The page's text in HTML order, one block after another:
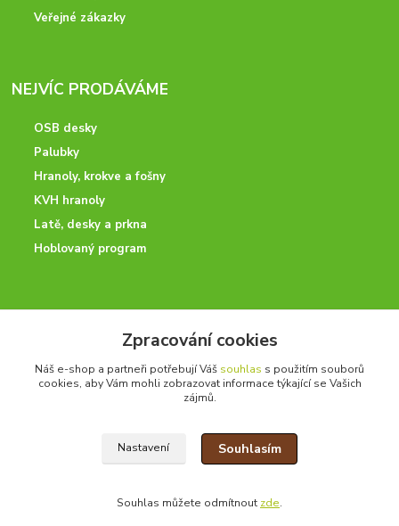
Veřejné zákazky
NEJVÍC PRODÁVÁME
OSB desky
Palubky
Hranoly, krokve a fošny
KVH hranoly
Latě, desky a prkna
Hoblovaný program
Potřebujete poradit? Neváhejte nás kontaktovat.
+420 728 600 625
po - pá 7:00 - 15:00
Zpracování cookies
Náš e-shop a partneři potřebují Váš souhlas s použitím souborů
cookies, aby Vám mohli zobrazovat informace týkající se Vašich
zájmů.
Nastavení Souhlasím
Souhlas můžete odmítnout zde.